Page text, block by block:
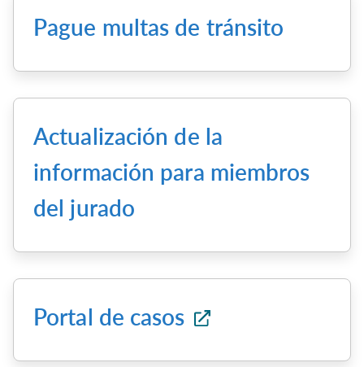
Pague multas de tránsito
Actualización de la
información para miembros
del jurado
Portal de casos